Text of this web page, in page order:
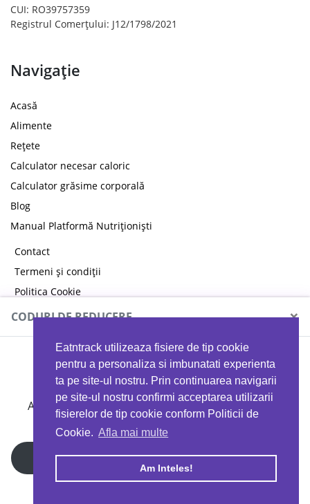
Eatntrack utilizeaza fisiere de tip cookie
pentru a personaliza si imbunatati experienta
ta pe site-ul nostru. Prin continuarea navigarii
pe site-ul nostru confirmi acceptarea utilizarii
fisierelor de tip cookie conform Politicii de
Cookie. Afla mai multe
Am Inteles!
CUI: RO39757359
Registrul Comerțului: J12/1798/2021
Navigație
Acasă
Alimente
Rețete
Calculator necesar caloric
Calculator grăsime corporală
Blog
Manual Platformă Nutriționiști
Contact
Termeni și condiții
Politica Cookie
Politica de confidențialitate
Copyright © 2026 EAT & TRACK S.R.L
CODURI DE REDUCERE ×
MYPROTEIN
Ai 40%reducere la orice comandă folosind codul
EATTRACK
Profită acum